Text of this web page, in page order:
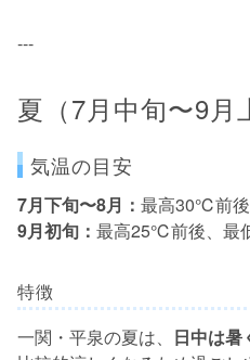
---
夏（7月中旬〜9月
気温の目安
7月下旬〜8月： 最高30℃前
9月初旬： 最高25℃前後、最
特徴
一関・平泉の夏は、 日中は暑